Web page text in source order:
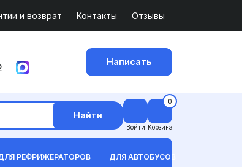
и возврат Контакты Отзывы
Написать
Найти
Войти
0
Корзина
РЕФРИЖЕРАТОРОВ ДЛЯ АВТОБУСОВ